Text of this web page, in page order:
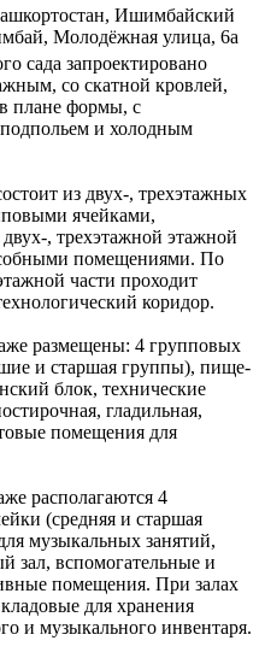
Ишимбайский
Молодёжная улица, 6а
сада запроектировано
со скатной кровлей,
плане формы, с
и холодным
из двух-, трехэтажных
ячейками,
, трехэтажной этажной
помещениями. По
час­ти проходит
коридор.
размещены: 4 групповых
и старшая группы), пище­
блок, технические
гладильная,
помещения для
располагаются 4
(средняя и старшая
музыкальных занятий,
зал, вспомогательные и
помещения. При залах
для хранения
и музыкального инвентаря.